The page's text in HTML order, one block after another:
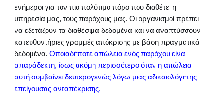
ενήμεροι για τον πιο πολύτιμο πόρο που διαθέτει η
υπηρεσία μας, τους παρόχους μας. Οι οργανισμοί πρέπει
να εξετάζουν τα διαθέσιμα δεδομένα και να αναπτύσσουν
κατευθυντήριες γραμμές απόκρισης με βάση πραγματικά
δεδομένα. Οποιαδήποτε απώλεια ενός παρόχου είναι
απαράδεκτη, ίσως ακόμη περισσότερο όταν η απώλεια
αυτή συμβαίνει δευτερογενώς λόγω μιας αδικαιολόγητης
επείγουσας ανταπόκρισης.